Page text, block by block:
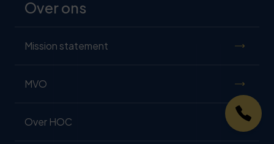
Over ons
Mission statement
MVO
Over HOC